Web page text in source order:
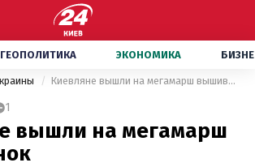
ГЕОПОЛИТИКА ЭКОНОМИКА
Киевляне вышли на мегамарш вышиванок
1
вышли на мегамарш